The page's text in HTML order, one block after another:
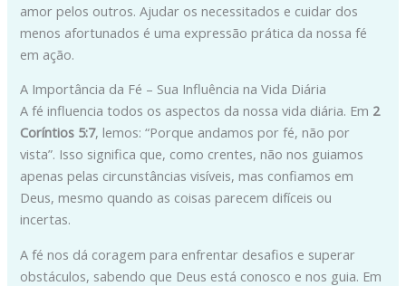
amor pelos outros. Ajudar os necessitados e cuidar dos
menos afortunados é uma expressão prática da nossa fé
em ação.
A Importância da Fé – Sua Influência na Vida Diária
A fé influencia todos os aspectos da nossa vida diária. Em 2
Coríntios 5:7, lemos: “Porque andamos por fé, não por
vista”. Isso significa que, como crentes, não nos guiamos
apenas pelas circunstâncias visíveis, mas confiamos em
Deus, mesmo quando as coisas parecem difíceis ou
incertas.
A fé nos dá coragem para enfrentar desafios e superar
obstáculos, sabendo que Deus está conosco e nos guia. Em